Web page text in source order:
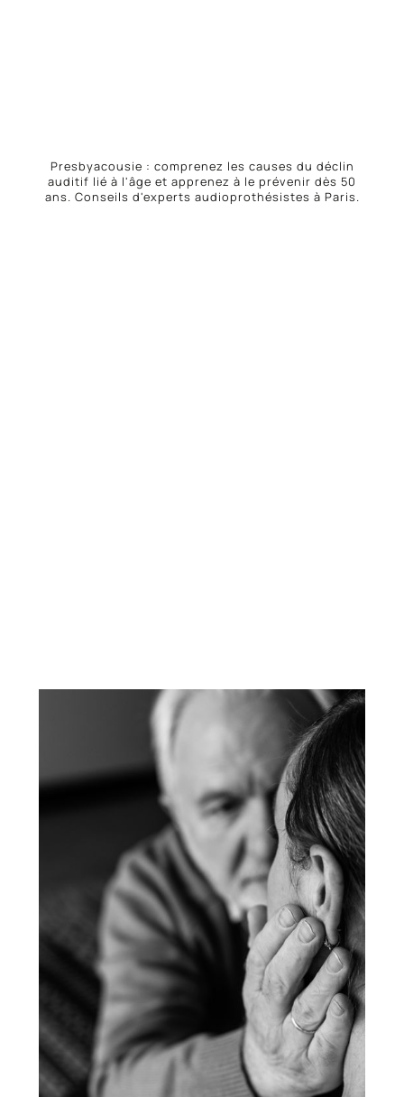
Presbyacousie : comprenez les causes du déclin
auditif lié à l'âge et apprenez à le prévenir dès 50
ans. Conseils d'experts audioprothésistes à Paris.